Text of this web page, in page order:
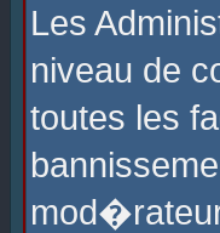
Les
niveau de
toutes les